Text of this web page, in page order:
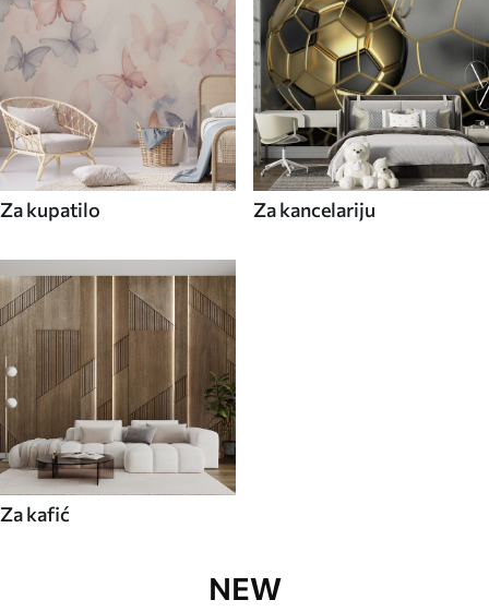
Za kupatilo Za kancelariju
Za kafić
NEW